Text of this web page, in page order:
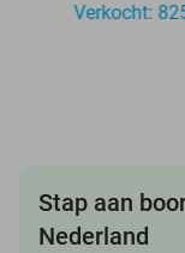
Verkocht:
Stap aan
Nederland